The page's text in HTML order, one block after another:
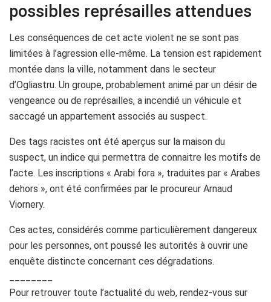
possibles représailles attendues
Les conséquences de cet acte violent ne se sont pas
limitées à l’agression elle-même. La tension est rapidement
montée dans la ville, notamment dans le secteur
d’Ogliastru. Un groupe, probablement animé par un désir de
vengeance ou de représailles, a incendié un véhicule et
saccagé un appartement associés au suspect.
Des tags racistes ont été aperçus sur la maison du
suspect, un indice qui permettra de connaitre les motifs de
l’acte. Les inscriptions « Arabi fora », traduites par « Arabes
dehors », ont été confirmées par le procureur Arnaud
Viornery.
Ces actes, considérés comme particulièrement dangereux
pour les personnes, ont poussé les autorités à ouvrir une
enquête distincte concernant ces dégradations.
Pour retrouver toute l’actualité du web, rendez-vous sur